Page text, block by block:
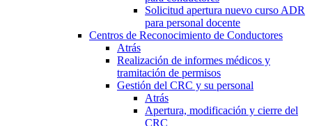
Solicitud apertura nuevo curso ADR
para personal docente
Centros de Reconocimiento de Conductores
Atrás
Realización de informes médicos y
tramitación de permisos
Gestión del CRC y su personal
Atrás
Apertura, modificación y cierre del
CRC